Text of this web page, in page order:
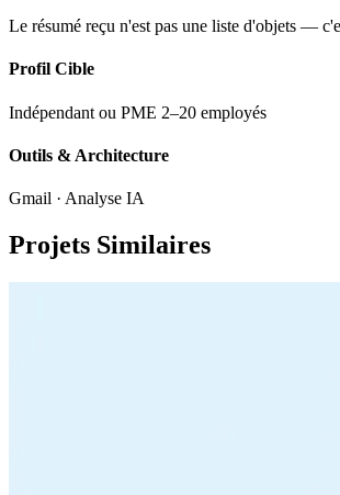
Le résumé reçu n'est pas une liste d'objets —
Profil Cible
Indépendant ou PME 2–20 employés
Outils & Architecture
Gmail · Analyse IA
Projets Similaires